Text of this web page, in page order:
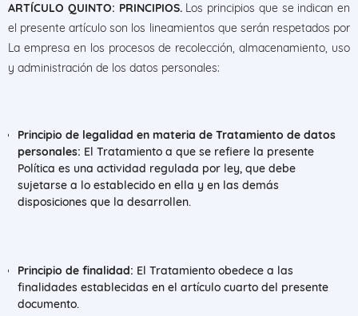
ARTÍCULO QUINTO: PRINCIPIOS.Los principios que se indican en
el presente artículo son los lineamientos que serán respetados por
La empresa en los procesos de recolección, almacenamiento, uso
y administración de los datos personales:
Principio de legalidad en materia de Tratamiento de datos
personales: El Tratamiento a que se refiere la presente
Política es una actividad regulada por ley, que debe
sujetarse a lo establecido en ella y en las demás
disposiciones que la desarrollen.
Principio de finalidad: El Tratamiento obedece a las
finalidades establecidas en el artículo cuarto del presente
documento.